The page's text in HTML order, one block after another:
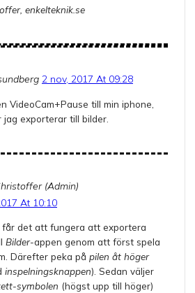
enkelteknik.se
2 nov, 2017 At 09:28
VideoCam+Pause till min iphone,
jag exporterar till bilder.
(Admin)
At 10:10
får det att fungera att exportera
Bilder-appen genom att först spela
Därefter peka på pilen åt höger
inspelningsknappen). Sedan väljer
symbolen (högst upp till höger)